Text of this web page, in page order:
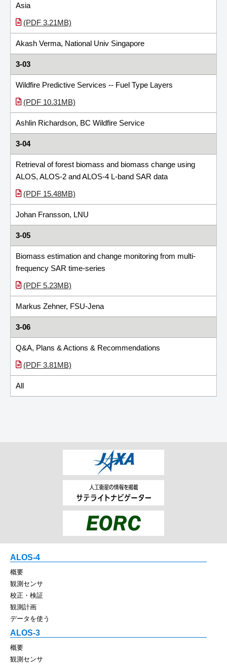
Asia
(PDF 3.21MB)
Akash Verma, National Univ Singapore
3-03
Wildfire Predictive Services -- Fuel Type Layers
(PDF 10.31MB)
Ashlin Richardson, BC Wildfire Service
3-04
Retrieval of forest biomass and biomass change using
ALOS, ALOS-2 and ALOS-4 L-band SAR data
(PDF 15.48MB)
Johan Fransson, LNU
3-05
Biomass estimation and change monitoring from multi-
frequency SAR time-series
(PDF 5.23MB)
Markus Zehner, FSU-Jena
3-06
Q&A, Plans & Actions & Recommendations
(PDF 3.81MB)
All
ALOS-4
概要
観測センサ
校正・検証
観測計画
データを使う
ALOS-3
概要
観測センサ